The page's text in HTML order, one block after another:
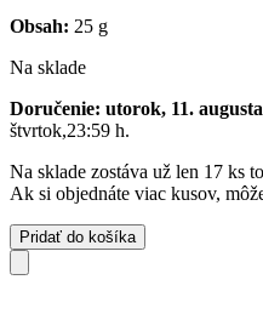
Obsah: 25 g
Na sklade
Doručenie: utorok, 11. augusta
štvrtok,23:59 h.
Na sklade zostáva už len 17 ks
Ak si objednáte viac kusov,
Pridať do košíka